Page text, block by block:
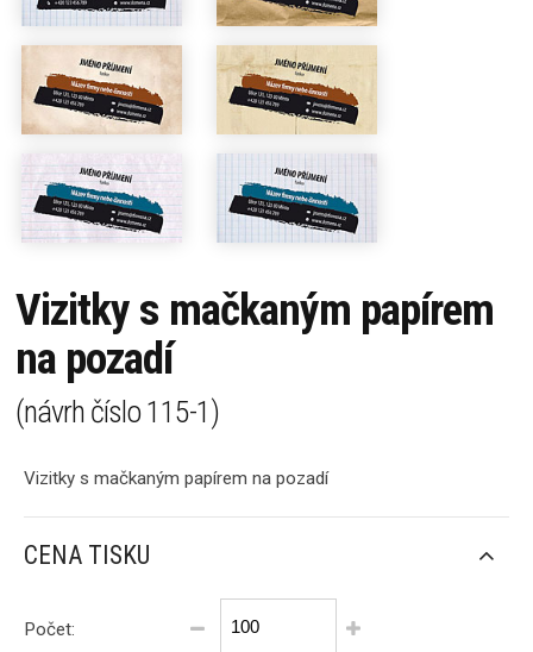
Vizitky s mačkaným papírem
na pozadí
(návrh číslo115-1)
Vizitky s mačkaným papírem na pozadí
CENA TISKU
Počet: